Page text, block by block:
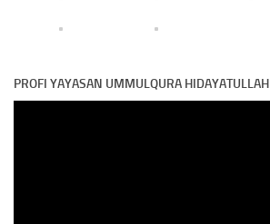
PROFI YAYASAN UMMULQURA HIDAYATULLAH